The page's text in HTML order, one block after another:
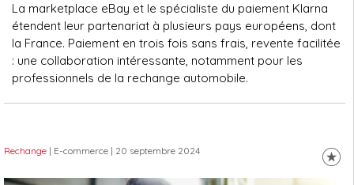
La marketplace eBay et le spécialiste du paiement Klarna
étendent leur partenariat à plusieurs pays européens, dont
la France. Paiement en trois fois sans frais, revente facilitée
: une collaboration intéressante, notamment pour les
professionnels de la rechange automobile.
Rechange | E-commerce | 20 septembre 2024